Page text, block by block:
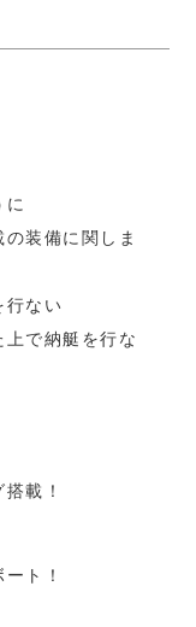
に
装備に関しま
行ない
で納艇を行な
載！
ト！